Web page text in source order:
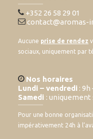
+352 26 58 29 01
contact@aromas-
Aucune prise de rendez
sociaux, uniquement par
Nos horaires
Lundi – vendredi : 9h
Samedi : uniquement
Pour une bonne
impérativement 24h à